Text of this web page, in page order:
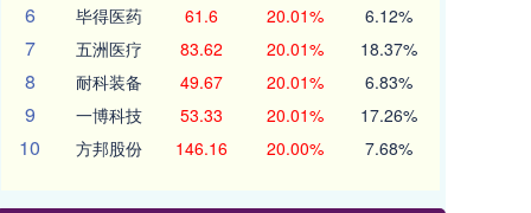
6 毕得医药 61.6 20.01% 6.12%
7 五洲医疗 83.62 20.01% 18.37%
8 耐科装备 49.67 20.01% 6.83%
9 一博科技 53.33 20.01% 17.26%
10 方邦股份 146.16 20.00% 7.68%